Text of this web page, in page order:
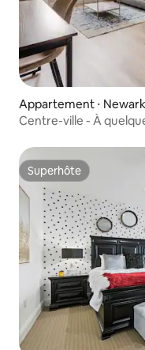
Appartement ⋅ Newark
Centre-ville - À
Superhôte
Superhôte